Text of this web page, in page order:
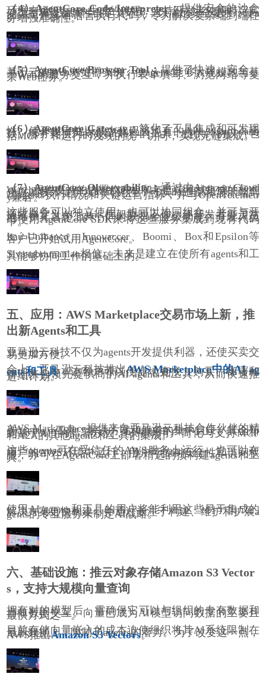
（4）AgentCore Code Interpreter：提供安全的沙盒
环境来运行agents生成的代码，支持开发者使用特定实
例类型和会话属性自定义环境，以满足安全要求，使a
gents可跨多种语言执行代码，专为解决复杂端到端任
务增强准确性。
（5）AgentCore Browser Tool：提供了快速、安全、
基于云的Web浏览器实例，使agents能够大规模地与基
于Web的服务交互，并执行表单填写、浏览网站等复
杂Web任务。
（6）AgentCore Gateway：简化了工具集成和可发现
性，使开发者能以最少代码将现有的API、Lambda函
数、服务转换为与agent兼容的工具，提供跨协议（包
括MCP）和运行时发现的统一访问，实现无缝集成。
（7）AgentCore Observability：通过由Amazon Cloud
Watch提供支持的内置仪表板和与监控堆栈集成的标准
化遥测技术提供实时可见性，可实时追踪和显示端到
端agents执行情况和关键运营指标，并与OpenTelemetr
y兼容。
这些服务可以独立使用，也可以协同组合，并可与开
源或自定义AI agents框架协同工作，使开发者能灵活
地维护其首选工具，同时获得企业级功能。开发人员
可使用AgentCore SDK来将这些服务集成到现有代码
中。
Itaú Unibanco、Innovaccer、Boomi、Box和Epsilon等
客户已开始试用AgentCore。
Sivasubramanian相信，未来是建立在使所有agents和工
具能够协同工作的基础上的。
五、应用：AWS Marketplace交易市场上新，推
出新Agents和工具
亚马逊云科技不仅为agents开发提供利器，还使买卖交
易更加方便。
会上，亚马逊云科技推出AWS Marketplace中的AI ag
ents和工具，让客户可以便捷地查找、购买、部署和
管理来自领先提供商的AI agents和工具，从而快速推
进AI计划。
AWS Marketplace提供来自亚马逊云科技合作伙伴的精
选agents、工具、解决方案和服务的集中目录。其全新
的基于API的部署方法，可帮助用户简化与支持MCP
和A2A的其他agents和工具的集成。
这些agents可在受信任的AWS服务上运行，也可以在
用户的AWS环境中运行，用户可控制安全性和访问权
限，亦可在AgentCore上部署精选的预构建agents和工
具。
使用AI agents和工具的用户将能利用这些易于集成的
解决方案更快构建，并通过专注于构建、维护和扩展a
gents的专业服务来制定AI战略。
六、基础设施：推云对象存储Amazon S3 Vector
s，支持大规模向量查询
拥有对的模型后，需确保它可以与组织的专有数据和
当前数据交互。向量已成为AI模型访问数据的主要且
最快方式之一。
目前存储向量嵌入的成本迫使组织将其AI系统限制在
最新数据上，限制了agents的潜力。为了改变这一点，
AWS推出Amazon S3 Vectors。